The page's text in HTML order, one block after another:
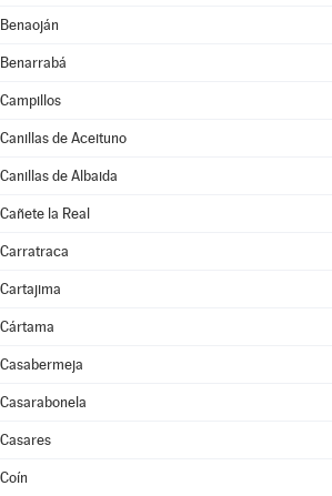
Benaoján
Benarrabá
Campillos
Canillas de Aceituno
Canillas de Albaida
Cañete la Real
Carratraca
Cartajima
Cártama
Casabermeja
Casarabonela
Casares
Coín